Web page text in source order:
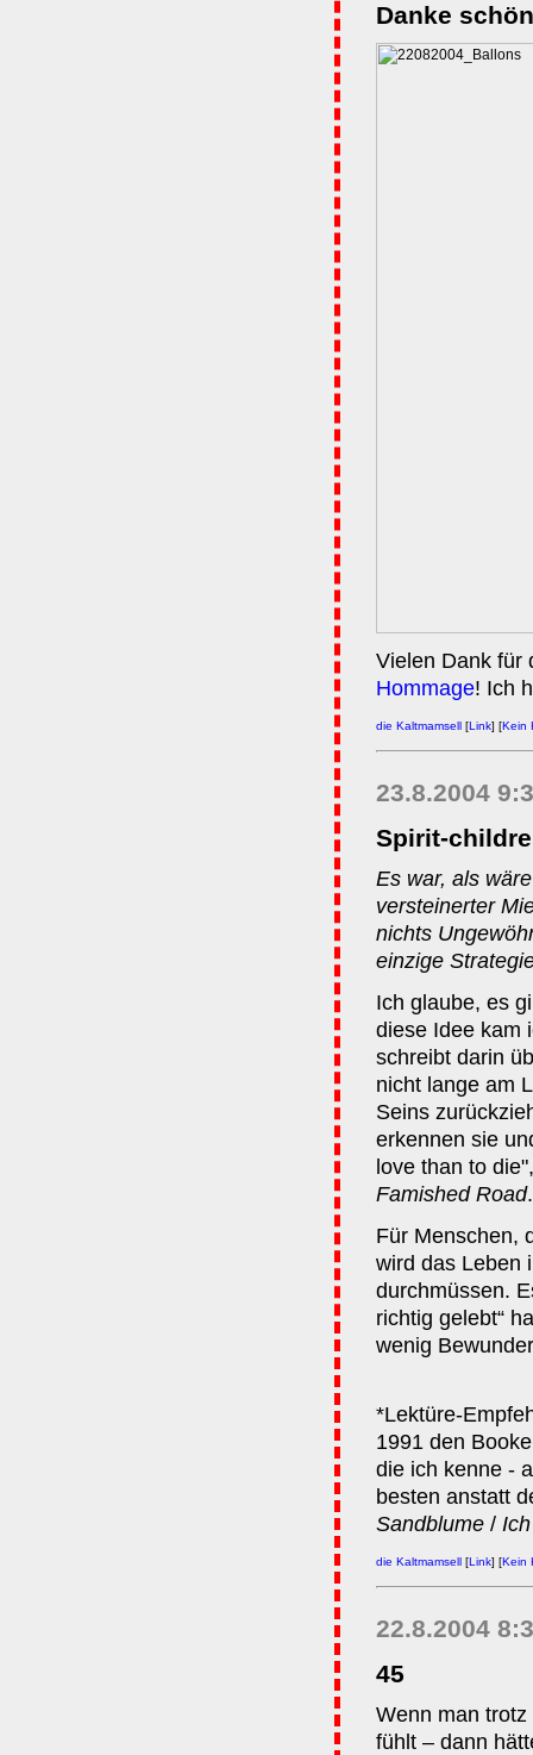
Danke schön
Vielen Dank für
Hommage! Ich
die Kaltmamsell [Link] [Kein
23.8.2004
Spirit-
Es war, als
versteinerter
nichts
einzige
Ich glaube, es
diese Idee kam
schreibt darin
nicht lange am
Seins
erkennen sie
love than to
Famished Road.
Für Menschen,
wird das Leben
durchmüssen.
richtig gelebt“
wenig
*Lektüre-
1991 den
die ich kenne -
besten anstatt
Sandblume /
die Kaltmamsell [Link] [Kein
22.8.2004
45
Wenn man
fühlt – dann